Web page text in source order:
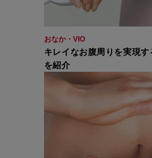
おなか・VIO
キレイなお腹周りを実現
を紹介